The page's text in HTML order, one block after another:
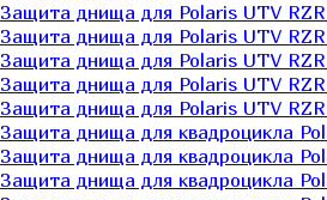
Защита днища для Polaris UTV RZR
Защита днища для Polaris UTV RZR
Защита днища для Polaris UTV
Защита днища для Polaris UTV RZR
Защита днища для Polaris UTV RZR
Защита днища для квадроцикла
Защита днища для квадроцикла
Защита днища для квадроцикла